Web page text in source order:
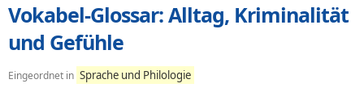
Vokabel-Glossar: Alltag, Kriminalität
und Gefühle
Eingeordnet in Sprache und Philologie